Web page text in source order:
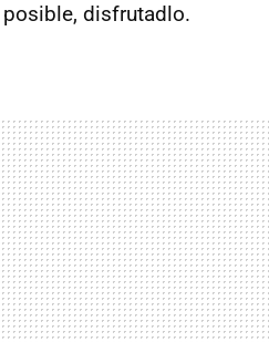
disfrutadlo.